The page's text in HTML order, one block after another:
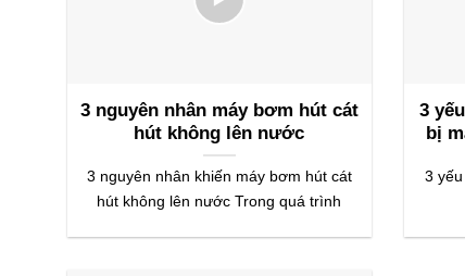
3 nguyên nhân máy bơm hút cát
hút không lên nước
3 nguyên nhân khiến máy bơm hút cát
hút không lên nước Trong quá trình
3
bị
3